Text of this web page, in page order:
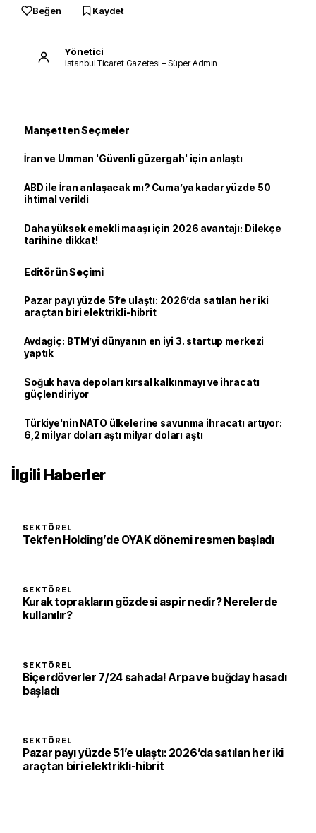
Beğen Kaydet
Yönetici
İstanbul Ticaret Gazetesi – Süper Admin
Manşetten Seçmeler
İran ve Umman 'Güvenli güzergah' için anlaştı
ABD ile İran anlaşacak mı? Cuma’ya kadar yüzde 50
ihtimal verildi
Daha yüksek emekli maaşı için 2026 avantajı: Dilekçe
tarihine dikkat!
Editörün Seçimi
Pazar payı yüzde 51’e ulaştı: 2026’da satılan her iki
araçtan biri elektrikli-hibrit
Avdagiç: BTM’yi dünyanın en iyi 3. startup merkezi
yaptık
Soğuk hava depoları kırsal kalkınmayı ve ihracatı
güçlendiriyor
Türkiye'nin NATO ülkelerine savunma ihracatı artıyor:
6,2 milyar doları aştı milyar doları aştı
İlgili Haberler
SEKTÖREL
Tekfen Holding’de OYAK dönemi resmen başladı
SEKTÖREL
Kurak toprakların gözdesi aspir nedir? Nerelerde
kullanılır?
SEKTÖREL
Biçerdöverler 7/24 sahada! Arpa ve buğday hasadı
başladı
SEKTÖREL
Pazar payı yüzde 51’e ulaştı: 2026’da satılan her iki
araçtan biri elektrikli-hibrit